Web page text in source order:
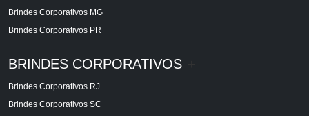
Brindes Corporativos MG
Brindes Corporativos PR
BRINDES CORPORATIVOS
Brindes Corporativos RJ
Brindes Corporativos SC